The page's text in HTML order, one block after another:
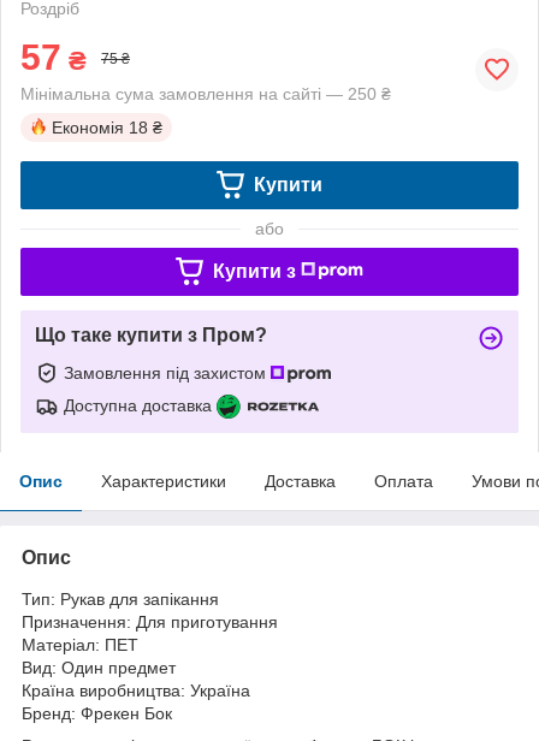
Роздріб
57 ₴ 75 ₴
Мінімальна сума замовлення на сайті — 250 ₴
Економія 18 ₴
Купити
або
Купити з
Що таке купити з Пром?
Замовлення під захистом
Доступна доставка
Опис Характеристики Доставка Оплата Умови
Опис
Тип: Рукав для запікання
Призначення: Для приготування
Матеріал: ПЕТ
Вид: Один предмет
Країна виробництва: Україна
Бренд: Фрекен Бок